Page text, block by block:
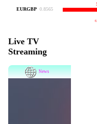
Live TV
Streaming